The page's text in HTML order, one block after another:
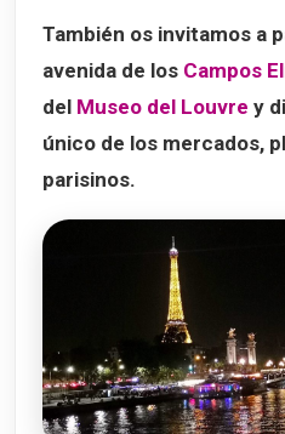
También os invitamos a
avenida de los Campos
del Museo del Louvre y
único de los mercados,
parisinos.